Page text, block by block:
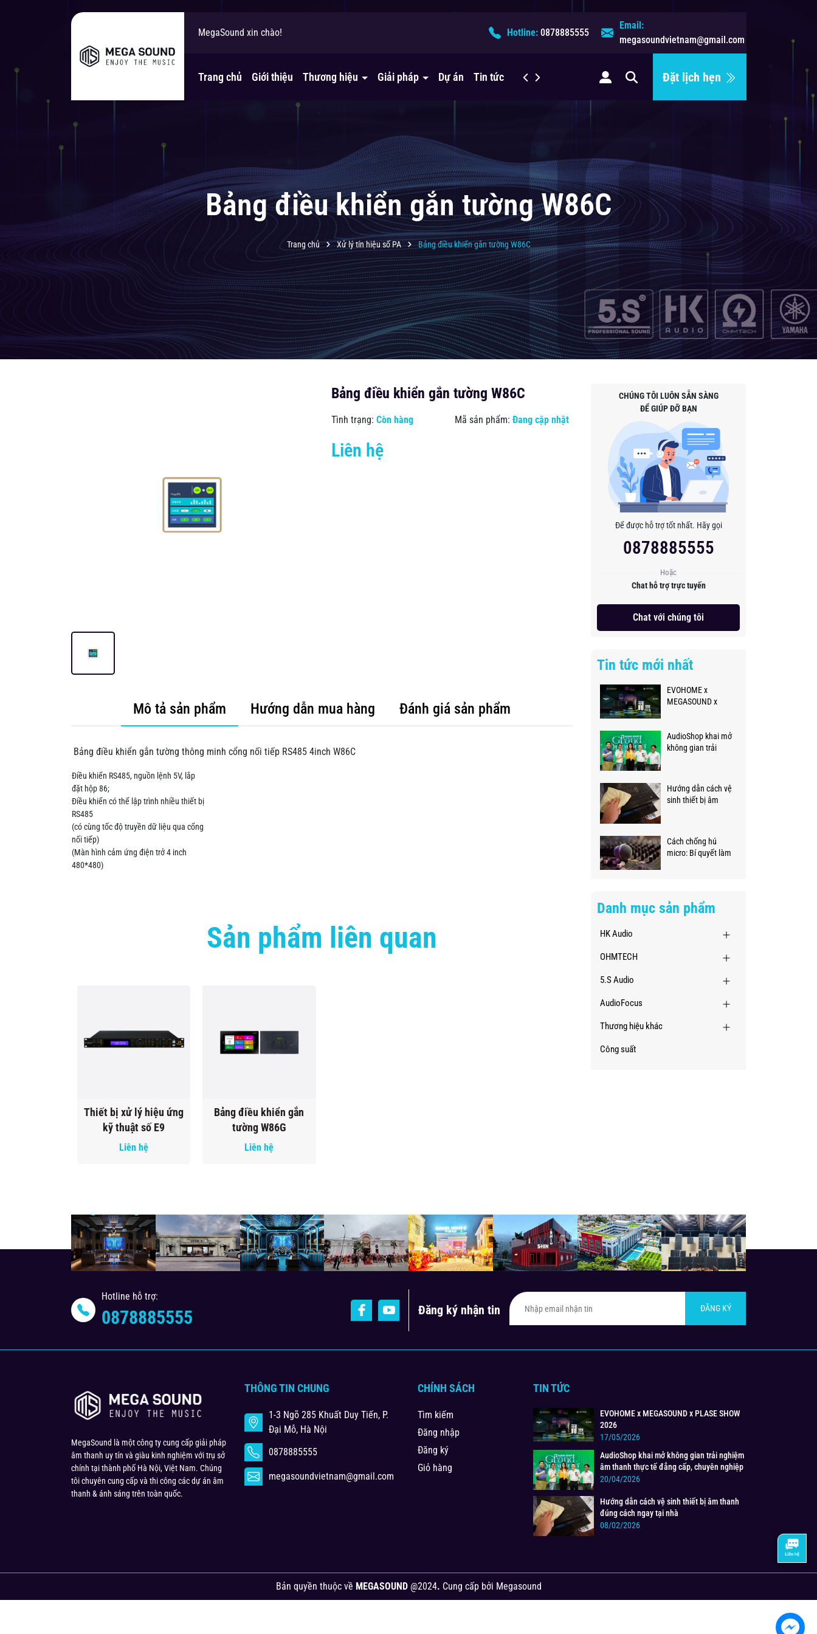
MegaSound xin chào!
Bạn cần tư vấn giải pháp âm thanh? Hotline: 0878885555
Email:
megasoundvietnam@gmail.com
Trang chủ Giới thiệu Thương hiệu Giải pháp Dự án Tin tức Liên hệ Đặt lịch hẹn
Bảng điều khiển gắn tường W86C
Trang chủ Xử lý tín hiệu số PA Bảng điều khiển gắn tường W86C
Bảng điều khiển gắn tường W86C
Tình trạng: Còn hàng Mã sản phẩm: Đang cập nhật
Liên hệ
Mô tả sản phẩm Hướng dẫn mua hàng Đánh giá sản phẩm
Bảng điều khiển gắn tường thông minh cổng nối tiếp RS485 4inch W86C
Điều khiển RS485, nguồn lệnh 5V, lắp
đặt hộp 86;
Điều khiển có thể lập trình nhiều thiết bị
RS485
(có cùng tốc độ truyền dữ liệu qua cổng
nối tiếp)
(Màn hình cảm ứng điện trở 4 inch
480*480)
Sản phẩm liên quan
Thiết bị xử lý hiệu ứng
kỹ thuật số E9
Liên hệ
Bảng điều khiển gắn
tường W86G
Liên hệ
CHÚNG TÔI LUÔN SẴN SÀNG
ĐỂ GIÚP ĐỠ BẠN
Để được hỗ trợ tốt nhất. Hãy gọi
0878885555
Hoặc
Chat hỗ trợ trực tuyến
Chat với chúng tôi
Tin tức mới nhất
EVOHOME x
MEGASOUND x
AudioShop khai mở
không gian trải
chuyên nghiệp
Hướng dẫn cách vệ
sinh thiết bị âm
Cách chống hú
micro: Bí quyết làm
Danh mục sản phẩm
HK Audio
OHMTECH
5.S Audio
AudioFocus
Thương hiệu khác
Công suất
Hotline hỗ trợ:
0878885555 Đăng ký nhận tin ĐĂNG KÝ
MegaSound là một công ty cung cấp giải pháp
âm thanh uy tín và giàu kinh nghiệm với trụ sở
chính tại thành phố Hà Nội, Việt Nam. Chúng
tôi chuyên cung cấp và thi công các dự án âm
thanh & ánh sáng trên toàn quốc.
THÔNG TIN CHUNG
1-3 Ngõ 285 Khuất Duy Tiến, P.
Đại Mỗ, Hà Nội
0878885555
megasoundvietnam@gmail.com
CHÍNH SÁCH
Tìm kiếm
Đăng nhập
Đăng ký
Giỏ hàng
TIN TỨC
EVOHOME x MEGASOUND x PLASE SHOW
2026
17/05/2026
AudioShop khai mở không gian trải nghiệm
âm thanh thực tế đẳng cấp, chuyên nghiệp
20/04/2026
Hướng dẫn cách vệ sinh thiết bị âm thanh
đúng cách ngay tại nhà
08/02/2026
Bản quyền thuộc về MEGASOUND@2024. Cung cấp bởi Megasound